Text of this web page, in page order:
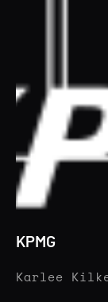
KPMG
Karlee